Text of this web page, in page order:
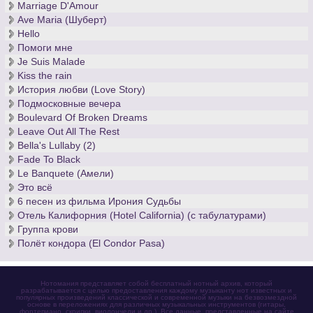
Marriage D'Amour
Ave Maria (Шуберт)
Hello
Помоги мне
Je Suis Malade
Kiss the rain
История любви (Love Story)
Подмосковные вечера
Boulevard Of Broken Dreams
Leave Out All The Rest
Bella's Lullaby (2)
Fade To Black
Le Banquete (Амели)
Это всё
6 песен из фильма Ирония Судьбы
Отель Калифорния (Hotel California) (с табулатурами)
Группа крови
Полёт кондора (El Condor Pasa)
Нотомания представляет собой бесплатный нотный архив, который
разрабатывается с целью предоставления каждому музыканту нот известных и
популярных произведений классической и современной музыки на безвозмездной
основе в переложениях для различных музыкальных инструментов (гитары,
фортепиано, скрипки, виолончели и др.). Все данные, представленные на сайте